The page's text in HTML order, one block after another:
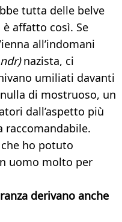
tutta delle belve
affatto così. Se
all’indomani
ndr)nazista, ci
umiliati davanti
di mostruoso, un
dall’aspetto più
raccomandabile.
ho potuto
uomo molto per
derivano anche